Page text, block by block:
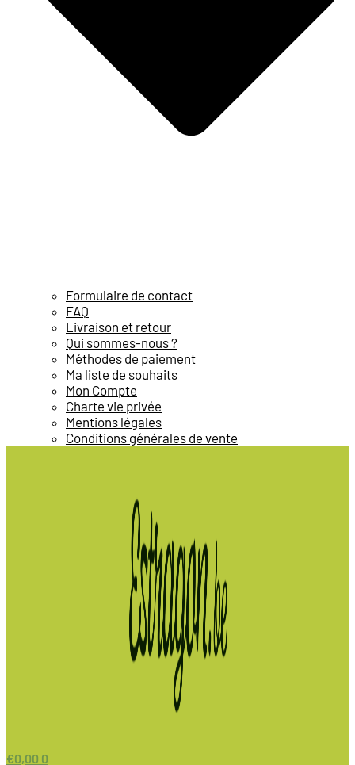
Formulaire de contact
FAQ
Livraison et retour
Qui sommes-nous ?
Méthodes de paiement
Ma liste de souhaits
Mon Compte
Charte vie privée
Mentions légales
Conditions générales de vente
€0,00 0